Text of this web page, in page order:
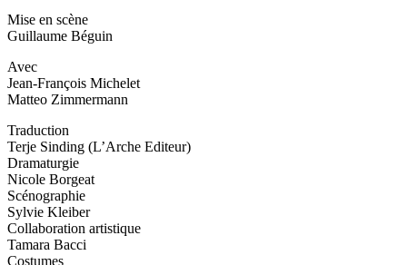
Mise en scène
Guillaume Béguin
Avec
Jean-François Michelet
Matteo Zimmermann
Traduction
Terje Sinding (L’Arche Editeur)
Dramaturgie
Nicole Borgeat
Scénographie
Sylvie Kleiber
Collaboration artistique
Tamara Bacci
Costumes